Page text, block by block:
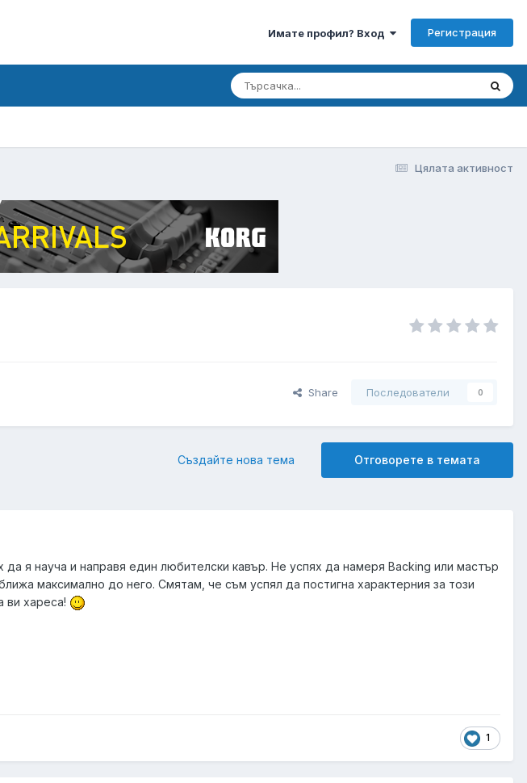
Имате профил? Вход Регистрация
Цялата активност
Share Последователи 0
Отговорете в темата
Създайте нова тема
я науча и направя един любителски кавър. Не успях да намеря Backing или мастър
максимално до него. Смятам, че съм успял да постигна характерния за този
ви хареса!
1